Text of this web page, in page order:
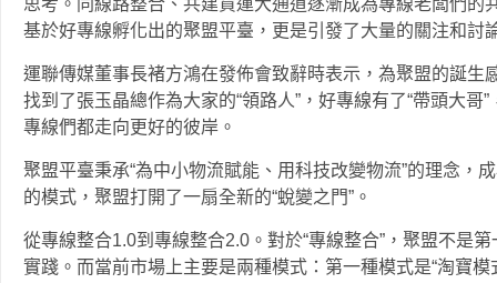
思考。同線路整合、共建貨運大通道逐漸成為專線老闆們的
基於好專線孵化出的聚盟平臺，更是引發了大量的關注和討
運聯傳媒董事長褚方鴻在發佈會致辭時表示，為聚盟的誕生
找到了張玉晶總作為大家的“領路人”，好專線有了“帶頭大哥
專線們都走向更好的彼岸。
聚盟平臺秉承“為中小物流賦能、用科技改變物流”的理念，
的模式，聚盟打開了一扇全新的“蛻變之門”。
從專線整合1.0到專線整合2.0。對於“專線整合”，聚盟不是
實踐。而當前市場上主要是兩種模式：第一種模式是“淘寶